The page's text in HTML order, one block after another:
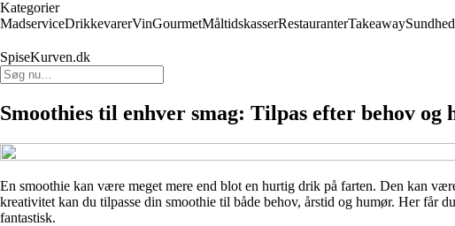
Kategorier
MadserviceDrikkevarerVinGourmetMåltidskasserRestauranterTakeawaySundhed
SpiseKurven.dk
Smoothies til enhver smag: Tilpas efter behov og
En smoothie kan være meget mere end blot en hurtig drik på farten. Den kan
kreativitet kan du tilpasse din smoothie til både behov, årstid og humør. Her får
fantastisk.